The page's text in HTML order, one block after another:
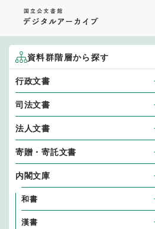
資料群階層から探す
行政文書
司法文書
法人文書
寄贈・寄託文書
内閣文庫
和書
漢書